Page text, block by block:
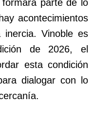
parte de lo
acontecimientos
Vinoble es
de 2026, el
esta condición
dialogar con lo